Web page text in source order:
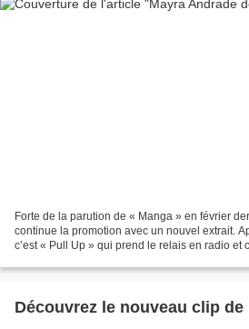
Forte de la parution de « Manga » en février
continue la promotion avec un nouvel extrait.
c’est « Pull Up » qui prend le relais en radio et
Découvrez le nouveau clip